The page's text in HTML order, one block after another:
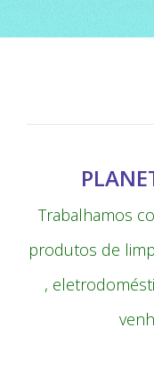
Trabalhamos
produtos de
,